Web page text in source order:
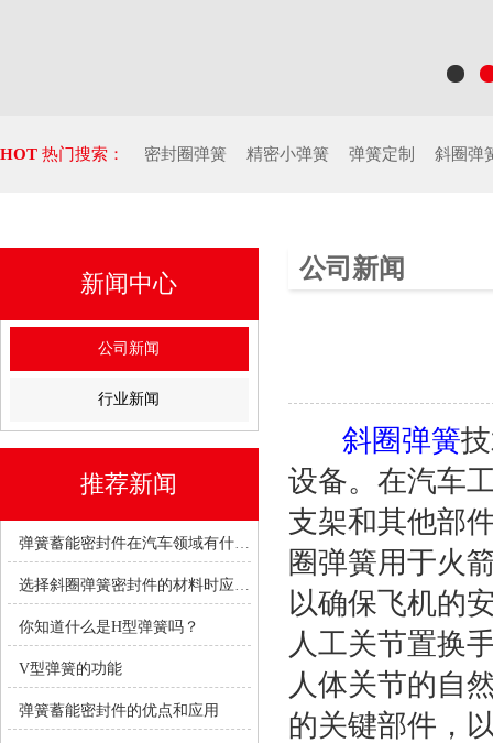
HOT 热门搜索： 密封圈弹簧 精密小弹簧 弹簧定制 斜圈弹
新闻中心
公司新闻
行业新闻
推荐新闻
弹簧蓄能密封件在汽车领域有什么优势？
选择斜圈弹簧密封件的材料时应考虑哪些因素？
你知道什么是H型弹簧吗？
V型弹簧的功能
弹簧蓄能密封件的优点和应用
公司新闻
斜圈弹簧
设备。在汽车
支架和其他部
圈弹簧用于火
以确保飞机的
人工关节置换
人体关节的自
的关键部件，